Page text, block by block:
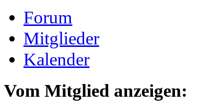
Forum
Mitglieder
Kalender
Vom Mitglied anzeigen: